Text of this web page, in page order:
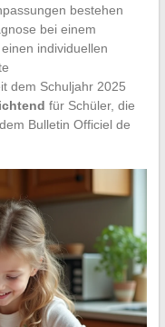
bestehen
bei einem
individuellen
dem Schuljahr 2025
für Schüler, die
Bulletin Officiel de